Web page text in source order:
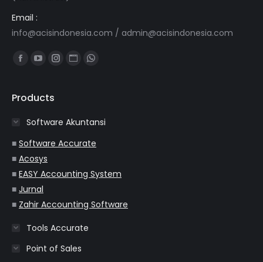
Email :
info@acisindonesia.com / admin@acisindonesia.com
Find us on:
Facebook
opens
new
window
YouTube
opens
new
window
Instagram
new
window
Website
new
window
Whatsapp
new
window
Products
Software Akuntansi
■ Software Accurate
■ Acosys
■ EASY Accounting System
■ Jurnal
■ Zahir Accounting Software
Tools Accurate
Point of Sales